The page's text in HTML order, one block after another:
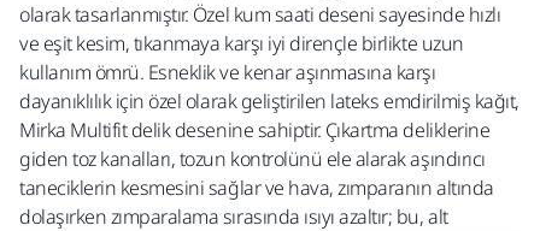
olarak tasarlanmıştır. Özel kum saati deseni sayesinde hızlı
ve eşit kesim, tıkanmaya karşı iyi dirençle birlikte uzun
kullanım ömrü. Esneklik ve kenar aşınmasına karşı
dayanıklılık için özel olarak geliştirilen lateks emdirilmiş kağıt,
Mirka Multifit delik desenine sahiptir. Çıkartma deliklerine
giden toz kanalları, tozun kontrolünü ele alarak aşındırıcı
taneciklerin kesmesini sağlar ve hava, zımparanın altında
dolaşırken zımparalama sırasında ısıyı azaltır; bu, alt